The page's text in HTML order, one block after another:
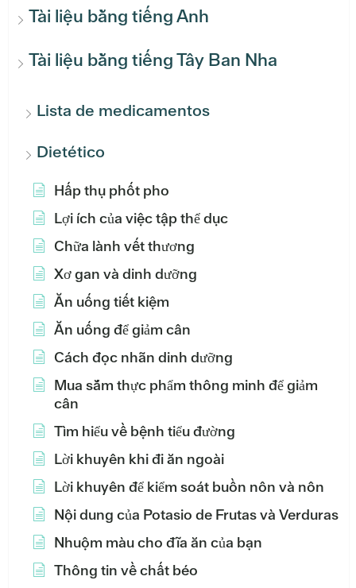
Tài liệu bằng tiếng Anh
Tài liệu bằng tiếng Tây Ban Nha
Lista de medicamentos
Dietético
Hấp thụ phốt pho
Lợi ích của việc tập thể dục
Chữa lành vết thương
Xơ gan và dinh dưỡng
Ăn uống tiết kiệm
Ăn uống để giảm cân
Cách đọc nhãn dinh dưỡng
Mua sắm thực phẩm thông minh để giảm
cân
Tìm hiểu về bệnh tiểu đường
Lời khuyên khi đi ăn ngoài
Lời khuyên để kiểm soát buồn nôn và nôn
Nội dung của Potasio de Frutas và Verduras
Nhuộm màu cho đĩa ăn của bạn
Thông tin về chất béo